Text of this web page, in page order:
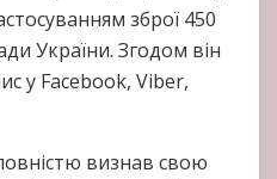
зброї 450
України. Згодом він
у Facebook, Viber,
визнав свою